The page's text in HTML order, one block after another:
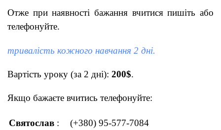
Отже при наявності бажання вчитися пишіть або
телефонуйте.
тривалість кожного навчання 2 дні.
Вартість уроку (за 2 дні): 200$.
Якщо бажаєте вчитись телефонуйте:
Святослав :
(+380) 95-577-7084